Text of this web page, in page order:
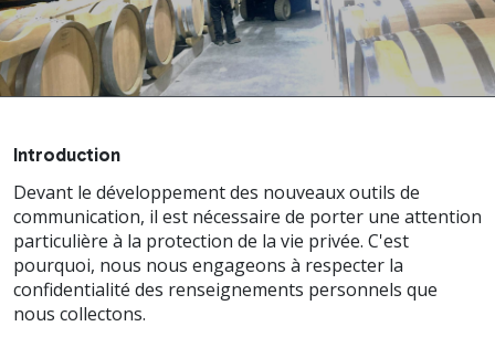
Introduction
Devant le développement des nouveaux outils de
communication, il est nécessaire de porter une attention
particulière à la protection de la vie privée. C'est
pourquoi, nous nous engageons à respecter la
confidentialité des renseignements personnels que
nous collectons.